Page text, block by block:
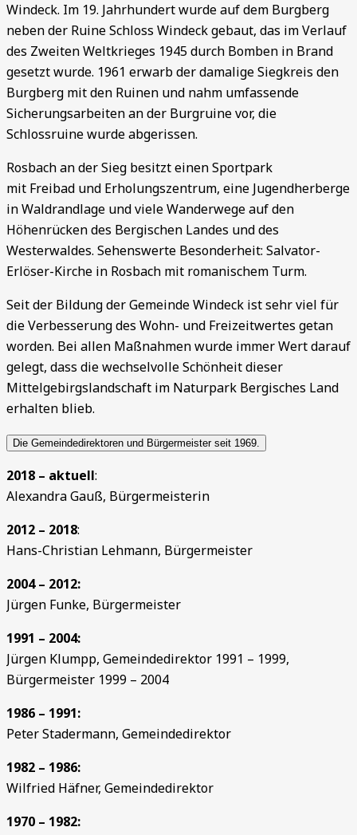
Windeck. Im 19. Jahrhundert wurde auf dem Burgberg
neben der Ruine Schloss Windeck gebaut, das im Verlauf
des Zweiten Weltkrieges 1945 durch Bomben in Brand
gesetzt wurde. 1961 erwarb der damalige Siegkreis den
Burgberg mit den Ruinen und nahm umfassende
Sicherungsarbeiten an der Burgruine vor, die
Schlossruine wurde abgerissen.
Rosbach an der Sieg besitzt einen Sportpark
mit Freibad und Erholungszentrum, eine Jugendherberge
in Waldrandlage und viele Wanderwege auf den
Höhenrücken des Bergischen Landes und des
Westerwaldes. Sehenswerte Besonderheit: Salvator-
Erlöser-Kirche in Rosbach mit romanischem Turm.
Seit der Bildung der Gemeinde Windeck ist sehr viel für
die Verbesserung des Wohn- und Freizeitwertes getan
worden. Bei allen Maßnahmen wurde immer Wert darauf
gelegt, dass die wechselvolle Schönheit dieser
Mittelgebirgslandschaft im Naturpark Bergisches Land
erhalten blieb.
Die Gemeindedirektoren und Bürgermeister seit 1969.
2018 – aktuell:
Alexandra Gauß, Bürgermeisterin
2012 – 2018:
Hans-Christian Lehmann, Bürgermeister
2004 – 2012:
Jürgen Funke, Bürgermeister
1991 – 2004:
Jürgen Klumpp, Gemeindedirektor 1991 – 1999,
Bürgermeister 1999 – 2004
1986 – 1991:
Peter Stadermann, Gemeindedirektor
1982 – 1986:
Wilfried Häfner, Gemeindedirektor
1970 – 1982: